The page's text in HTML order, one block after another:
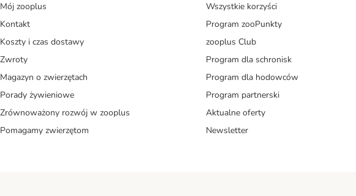
Mój zooplus
Kontakt
Koszty i czas dostawy
Zwroty
Magazyn o zwierzętach
Porady żywieniowe
Zrównoważony rozwój w zooplus
Pomagamy zwierzętom
Wszystkie korzyści
Program zooPunkty
zooplus Club
Program dla schronisk
Program dla hodowców
Program partnerski
Aktualne oferty
Newsletter